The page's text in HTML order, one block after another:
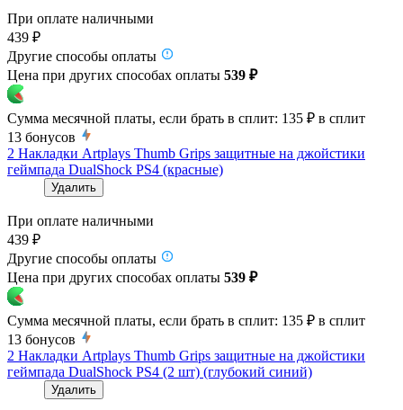
При оплате наличными
439 ₽
Другие способы оплаты
Цена при других способах оплаты 539 ₽
Сумма месячной платы, если брать в сплит: 135 ₽ в сплит
13 бонусов
2 Накладки Artplays Thumb Grips защитные на джойстики
геймпада DualShock PS4 (красные)
Удалить
При оплате наличными
439 ₽
Другие способы оплаты
Цена при других способах оплаты 539 ₽
Сумма месячной платы, если брать в сплит: 135 ₽ в сплит
13 бонусов
2 Накладки Artplays Thumb Grips защитные на джойстики
геймпада DualShock PS4 (2 шт) (глубокий синий)
Удалить